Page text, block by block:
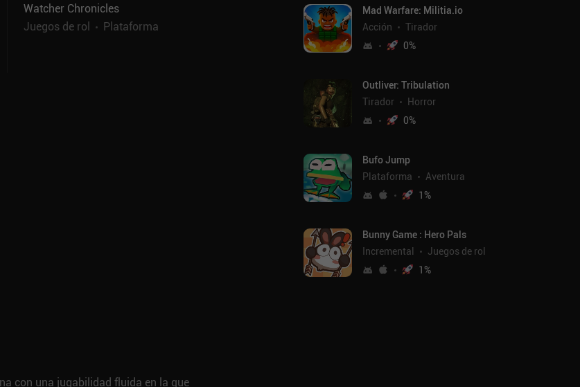
Watcher Chronicles
Juegos de rol
Plataforma
con una jugabilidad fluida en la que
Mad Warfare: Militia.io
Acción
Tirador
0%
Outliver: Tribulation
Tirador
Horror
0%
Bufo Jump
Plataforma
Aventura
1%
Bunny Game : Hero Pals
Incremental
Juegos de rol
1%